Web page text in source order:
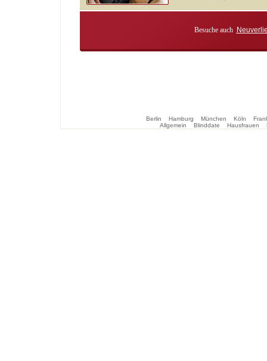
Besuche auch
Berlin Hamburg München Köln
Allgemein
Blinddate Hausfrauen